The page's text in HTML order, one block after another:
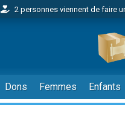
2 personnes viennent de faire
4 personnes viennent de nous
Il reste 49 places pour étudier
23 personnes viennent de
Eva vient de donner son Maasser
Dons Femmes Enfants